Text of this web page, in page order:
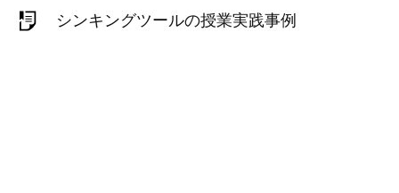
シンキングツールの授業実践事例